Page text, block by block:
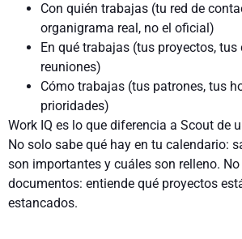
Con quién trabajas (tu red de
organigrama real, no el oficial)
En qué trabajas (tus proyectos,
reuniones)
Cómo trabajas (tus patrones, tus
prioridades)
Work IQ es lo que diferencia a Scout de
No solo sabe qué hay en tu calendario:
son importantes y cuáles son relleno.
documentos: entiende qué proyectos
estancados.